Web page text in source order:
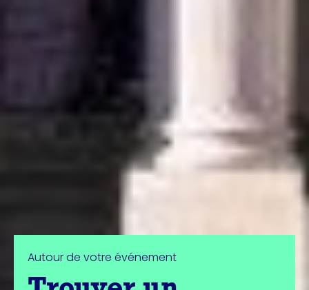
Autour de votre événement